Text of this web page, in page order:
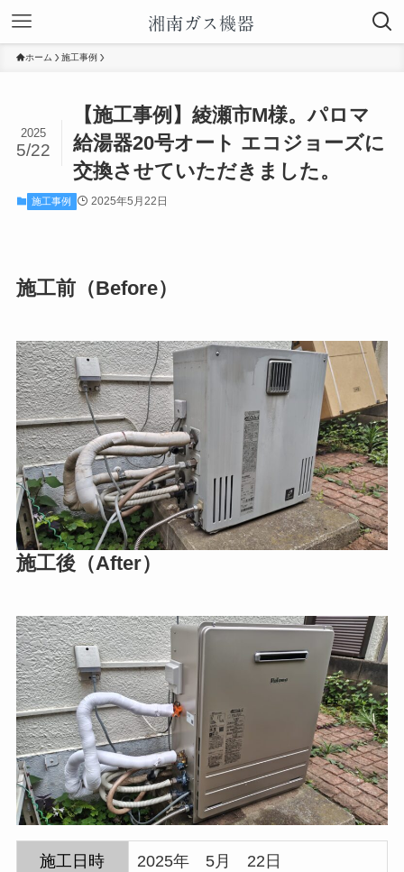
ホーム 施工事例
【施工事例】綾瀬市M様。パロマ
給湯器20号オート エコジョーズに
交換させていただきました。
2025
5/22
施工事例 2025年5月22日
施工前（Before）
施工後（After）
施工日時 2025年 5月 22日